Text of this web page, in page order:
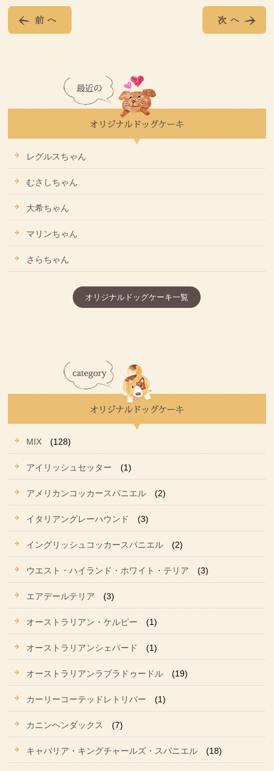
レグルスちゃん
むさしちゃん
大希ちゃん
マリンちゃん
さらちゃん
オリジナルドッグケーキ一覧
MIX (128)
アイリッシュセッター (1)
アメリカンコッカースパニエル (2)
イタリアングレーハウンド (3)
イングリッシュコッカースパニエル (2)
ウエスト・ハイランド・ホワイト・テリア (3)
エアデールテリア (3)
オーストラリアン・ケルピー (1)
オーストラリアンシェパード (1)
オーストラリアンラブラドゥードル (19)
カーリーコーテッドレトリバー (1)
カニンヘンダックス (7)
キャバリア・キングチャールズ・スパニエル (18)